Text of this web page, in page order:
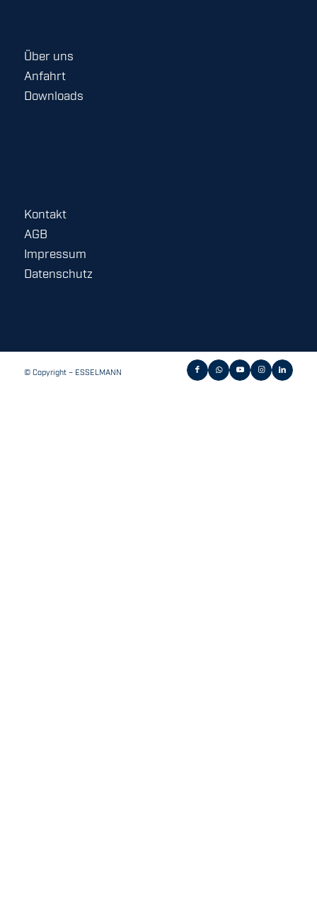
Über uns
Anfahrt
Downloads
Kontakt
AGB
Impressum
Datenschutz
© Copyright – ESSELMANN